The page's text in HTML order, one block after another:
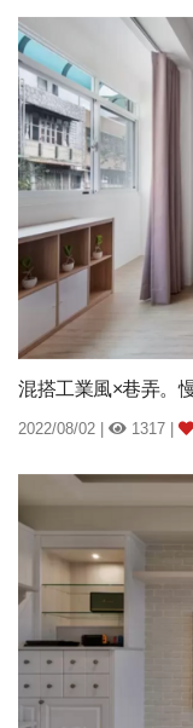
混搭工業風×巷弄。
2022/08/02 | 1317 |